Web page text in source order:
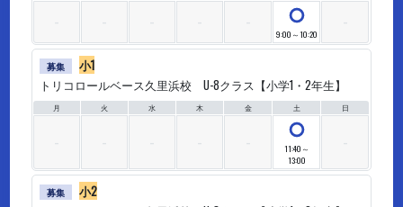
9:00～10:20
募集
小1
トリコロールベース久里浜校 U-8クラス【小学1・2年生】
月 火 水 木 金 土 日
11:40～
13:00
募集
小2